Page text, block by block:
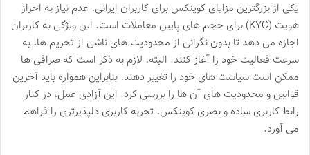
یکی از بزرگترین مزایای کوینکس برای کاربران ایرانی، عدم نیاز به احراز
هویت (KYC) برای حجم های پایین معاملات است. این ویژگی به کاربران
اجازه می دهد تا بدون نگرانی از محدودیت های ناشی از تحریم ها، به
سرعت فعالیت خود را آغاز کنند. البته، لازم به ذکر است که صرافی ها
ممکن است سیاست های خود را تغییر دهند، بنابراین همواره باید آخرین
قوانین و محدودیت های آن ها را بررسی کرد. این آزادی عمل، در کنار
رابط کاربری ساده و بصری کوینکس، تجربه کاربری دلپذیرتری را فراهم
می آورد.